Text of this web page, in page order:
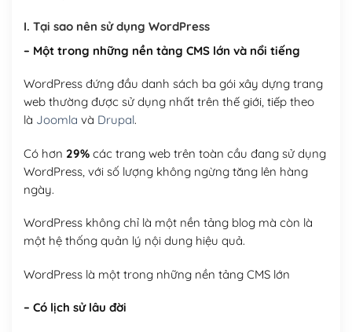
Hosting 5GB SSD (1 năm)
Hosting 8GB SSD (1 năm) (+950,000₫)
I. Tại sao nên sử dụng WordPress
– Một trong những nền tảng CMS lớn và nổi tiếng
WordPress đứng đầu danh sách ba gói xây dựng trang
web thường được sử dụng nhất trên thế giới, tiếp theo
là Joomla và Drupal.
Có hơn 29%các trang web trên toàn cầu đang sử dụng
WordPress, với số lượng không ngừng tăng lên hàng
ngày.
WordPress không chỉ là một nền tảng blog mà còn là
một hệ thống quản lý nội dung hiệu quả.
WordPress là một trong những nền tảng CMS lớn
– Có lịch sử lâu đời